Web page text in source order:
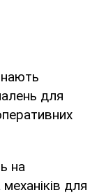
для
на
для